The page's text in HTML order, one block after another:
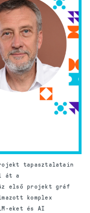
tapasztalatain
át a
Az első projekt gráf
komplex
eket és AI